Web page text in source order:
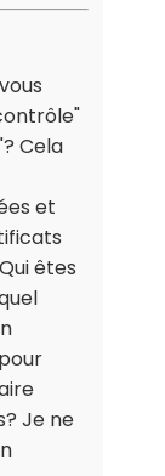
Cela
et
êtes
Je ne